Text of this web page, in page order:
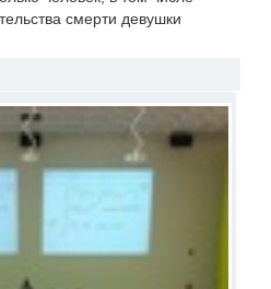
смерти девушки